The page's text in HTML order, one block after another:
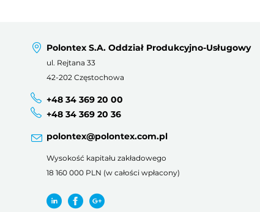
Polontex S.A. Oddział Produkcyjno-Usługowy
ul. Rejtana 33
42-202 Częstochowa
+48 34 369 20 00
+48 34 369 20 36
polontex@polontex.com.pl
Wysokość kapitału zakładowego
18 160 000 PLN (w całości wpłacony)